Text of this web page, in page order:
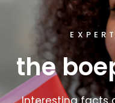
A NEW ERA
the
the